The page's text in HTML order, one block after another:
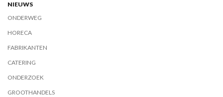
NIEUWS
ONDERWEG
HORECA
FABRIKANTEN
CATERING
ONDERZOEK
GROOTHANDELS